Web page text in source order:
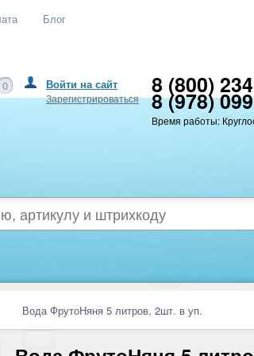
Блог
8 (800)
8 (978)
Время работы:
Войти на сайт
Зарегистрироваться
0
Вода ФрутоНяня 5 литров, 2шт. в уп.